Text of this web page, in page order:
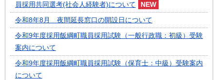
員採用共同選考(社会人経験者)について
令和8年8月 夜間延長窓口の開設日について
令和9年度採用飯綱町職員採用試験（一般行政職：初級）受験
案内について
令和9年度採用飯綱町職員採用試験（保育士：中級）受験案内
について